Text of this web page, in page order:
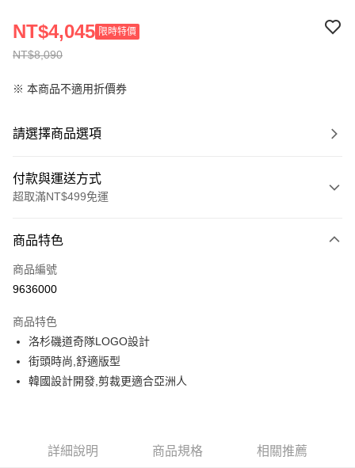
NT$8,090
NT$4,045 限時特價
※ 本商品不適用折價券
請選擇商品選項
付款與運送方式
超取滿NT$499免運
信用卡一次付款
超商取貨付款
Apple Pay
街口支付
全家取貨付款<未取貨列黑名單/不支援離島取退>
商品特色
商品編號
9636000
商品特色
洛杉磯道奇隊LOGO設計
街頭時尚,舒適版型
韓國設計開發,剪裁更適合亞洲人
詳細說明 商品規格 相關推薦